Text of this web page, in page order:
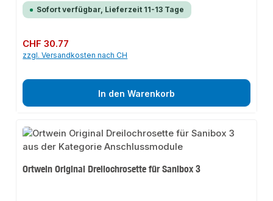
Sofort verfügbar, Lieferzeit 11-13 Tage
Regulärer Preis:
CHF 30.77
zzgl. Versandkosten nach CH
In den Warenkorb
Ortwein Original Dreilochrosette für Sanibox 3